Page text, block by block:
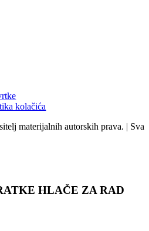
kolačića
materijalnih autorskih prava. | Sva
HLAČE ZA RAD